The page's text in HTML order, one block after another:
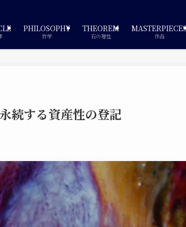
PHILOSOPHY
哲学
THEOREM
石の理性
MASTERPIECES
作品
続する資産性の登記